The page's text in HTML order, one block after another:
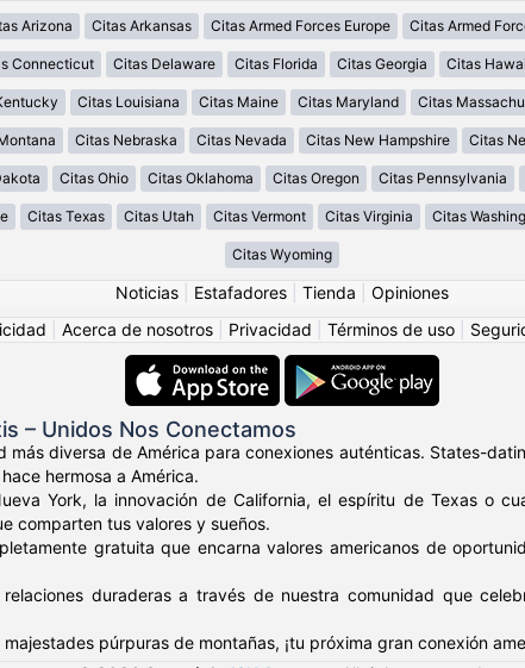
Arizona Citas Arkansas Citas Armed Forces Europe Citas Armed
Connecticut Citas Delaware Citas Florida Citas Georgia Citas
Citas Louisiana Citas Maine Citas Maryland Citas
Citas Nebraska Citas Nevada Citas New Hampshire Citas
Citas Ohio Citas Oklahoma Citas Oregon Citas Pennsylvania
Citas Texas Citas Utah Citas Vermont Citas Virginia Citas
Citas Wyoming
Noticias Estafadores Tienda
Opiniones
Acerca de nosotros Privacidad Términos de uso
– Unidos Nos Conectamos
más diversa de América para conexiones auténticas. States-
hermosa a América.
York, la innovación de California, el espíritu de Texas o
comparten tus valores y sueños.
gratuita que encarna valores americanos de
duraderas a través de nuestra comunidad que
púrpuras de montañas, ¡tu próxima gran conexión